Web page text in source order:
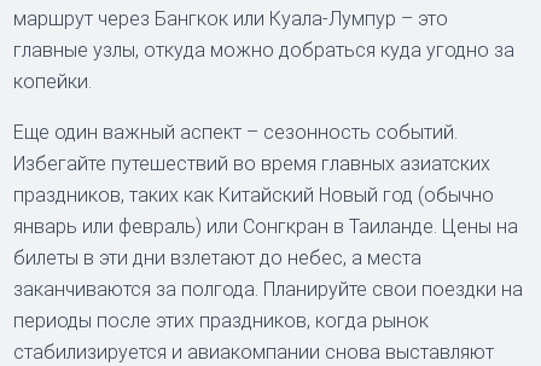
маршрут через Бангкок или Куала-Лумпур – это
главные узлы, откуда можно добраться куда угодно за
копейки.
Еще один важный аспект – сезонность событий.
Избегайте путешествий во время главных азиатских
праздников, таких как Китайский Новый год (обычно
январь или февраль) или Сонгкран в Таиланде. Цены на
билеты в эти дни взлетают до небес, а места
заканчиваются за полгода. Планируйте свои поездки на
периоды после этих праздников, когда рынок
стабилизируется и авиакомпании снова выставляют